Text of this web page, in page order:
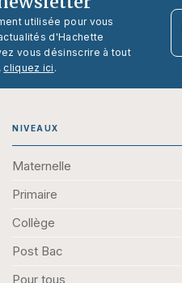
utilisée pour vous
d'Hachette
vous désinscrire à tout
cliquez ici .
NIVEAUX
Maternelle
Primaire
Collège
Post Bac
Pour tous